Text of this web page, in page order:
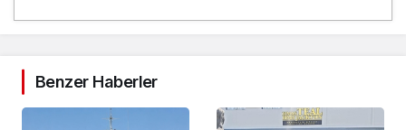
Benzer Haberler